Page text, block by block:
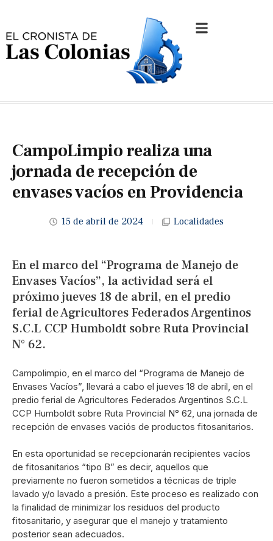
CampoLimpio realiza una
jornada de recepción de
envases vacíos en Providencia
15 de abril de 2024 Localidades
En el marco del “Programa de Manejo de
Envases Vacíos”, la actividad será el
próximo jueves 18 de abril, en el predio
ferial de Agricultores Federados Argentinos
S.C.L CCP Humboldt sobre Ruta Provincial
N° 62.
Campolimpio, en el marco del “Programa de Manejo de
Envases Vacíos”, llevará a cabo el jueves 18 de abril, en el
predio ferial de Agricultores Federados Argentinos S.C.L
CCP Humboldt sobre Ruta Provincial N° 62, una jornada de
recepción de envases vaciós de productos fitosanitarios.
En esta oportunidad se recepcionarán recipientes vacíos
de fitosanitarios “tipo B” es decir, aquellos que
previamente no fueron sometidos a técnicas de triple
lavado y/o lavado a presión. Este proceso es realizado con
la finalidad de minimizar los residuos del producto
fitosanitario, y asegurar que el manejo y tratamiento
posterior sean adecuados.